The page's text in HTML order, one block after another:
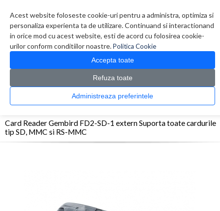
Acest website foloseste cookie-uri pentru a administra, optimiza si
personaliza experienta ta de utilizare. Continuand si interactionand
in orice mod cu acest website, esti de acord cu folosirea cookie-
urilor conform conditiilor noastre.Politica Cookie
Accepta toate
Refuza toate
Administreaza preferintele
0 produs(e)
CATALOG PRODUSE
> Card reader > Card Reader Gembird FD2-SD-1 extern
Card Reader Gembird FD2-SD-1 extern Suporta toate cardurile
tip SD, MMC si RS-MMC